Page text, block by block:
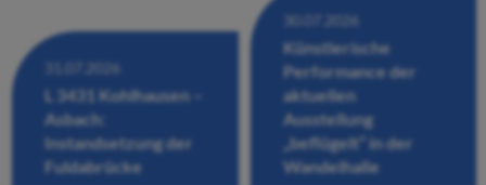
31.07.2026
L 3431 Kohlhausen –
Asbach:
Instandsetzung der
Fuldabrücke
30.07.2026
Künstlerische
Performance der
aktuellen
Ausstellung
„beflügelt“ in der
Wandelhalle